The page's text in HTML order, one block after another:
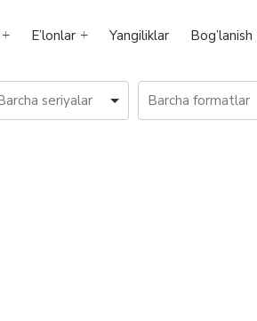
E’lonlar Yangiliklar Bog’lanish